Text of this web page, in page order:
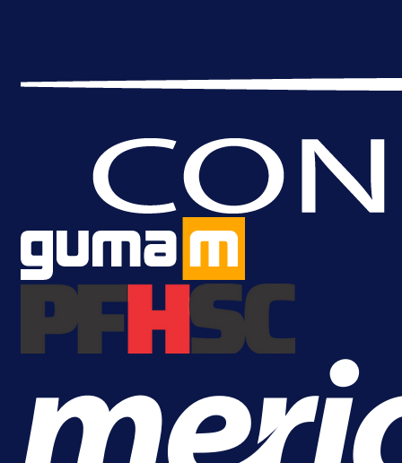
A Selekcija
Brat Kerima Alajbegovića pozvan
reprezentaciju Njemačke!
1 dan 7 h
Više vijesti